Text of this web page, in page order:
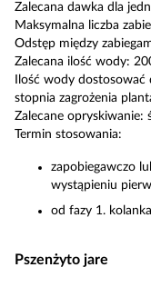
Zalecana dawka dla
Maksymalna liczba
Odstęp między
Zalecana ilość wody:
Ilość wody dostosować
stopnia zagrożenia
Zalecane opryskiwanie:
Termin stosowania:
zapobiegawczo
wystąpieniu
od fazy 1.
Pszenżyto jare